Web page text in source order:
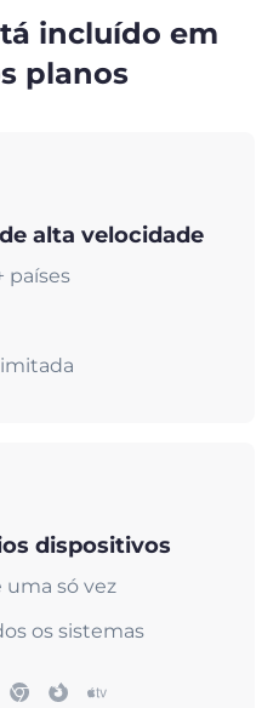
incluído em
planos
alta velocidade
países
dispositivos
uma só vez
os sistemas